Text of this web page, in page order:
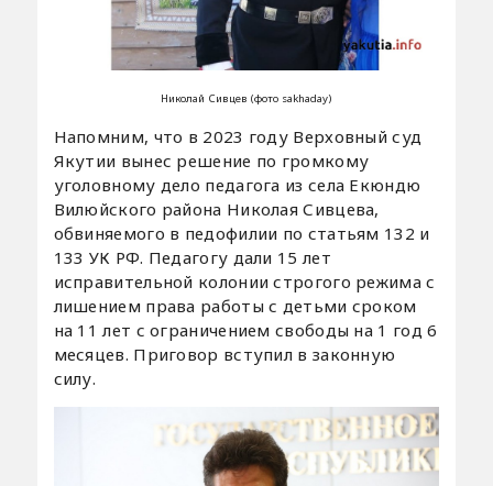
Николай Сивцев (фото sakhaday)
Напомним, что в 2023 году Верховный суд
Якутии вынес решение по громкому
уголовному дело педагога из села Екюндю
Вилюйского района Николая Сивцева,
обвиняемого в педофилии по статьям 132 и
133 УК РФ. Педагогу дали 15 лет
исправительной колонии строгого режима с
лишением права работы с детьми сроком
на 11 лет с ограничением свободы на 1 год 6
месяцев. Приговор вступил в законную
силу.